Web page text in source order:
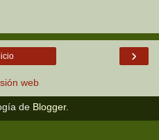
›
web
de Blogger.